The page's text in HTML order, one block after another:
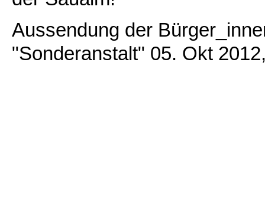
Aussendung der
"Sonderanstalt" 05. Okt